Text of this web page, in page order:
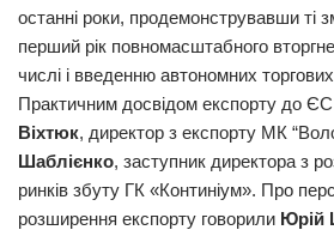
останні роки, продемонструвавши ті
перший рік повномасштабного
числі і введенню автономних
Практичним досвідом експорту до ЄС
Віхтюк, директор з експорту МК
Шаблієнко, заступник директора з
ринків збуту ГК «Континіум». Про
розширення експорту говорили Юрій